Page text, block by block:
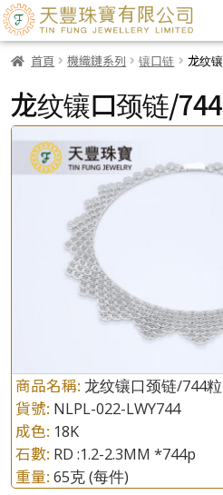
首頁 機織鏈系列 镶口链 龙纹
龙纹镶口颈链/
商品名稱: 龙纹镶口颈链/744粒
貨號: NLPL-022-LWY744
成色: 18K
石數: RD :1.2-2.3MM *744p
重量: 65克(每件)